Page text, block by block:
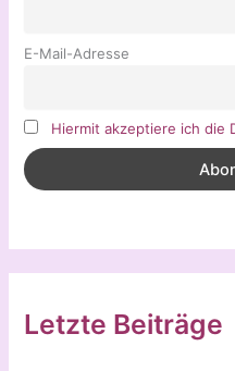
E-Mail-Adresse
Hiermit akzeptiere ich die
Letzte Beiträge